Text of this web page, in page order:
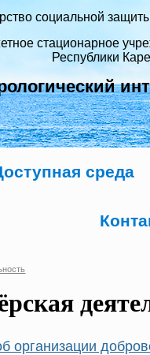
социальной
стационарное
Республики
среда
организации